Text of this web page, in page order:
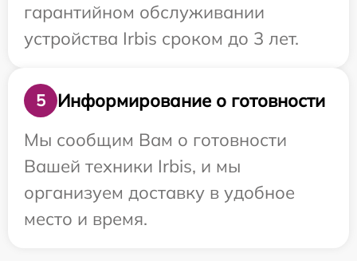
гарантийном обслуживании
устройства Irbis сроком до 3 лет.
5
Информирование о готовности
Мы сообщим Вам о готовности
Вашей техники Irbis, и мы
организуем доставку в удобное
место и время.